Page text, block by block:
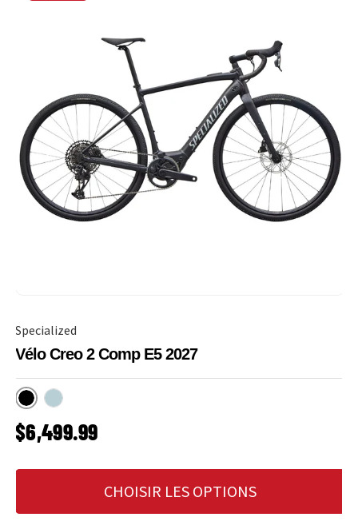
Specialized
Vélo Creo 2 Comp E5 2027
Noir Agave Grey
PRIX HABITUEL
$6,499.99
CHOISIR LES OPTIONS